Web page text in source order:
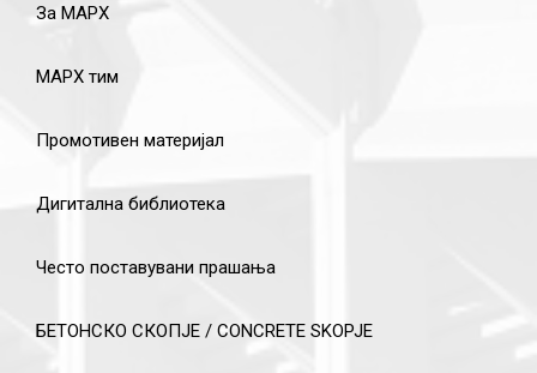
За МАРХ
МАРХ тим
Промотивен материјал
Дигитална библиотека
Често поставувани прашања
БЕТОНСКО СКОПЈЕ / CONCRETE SKOPJE